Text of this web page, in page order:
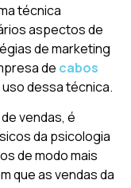
técnica
aspectos de
de marketing
de cabos
dessa técnica.
vendas, é
da psicologia
de modo mais
que as vendas da